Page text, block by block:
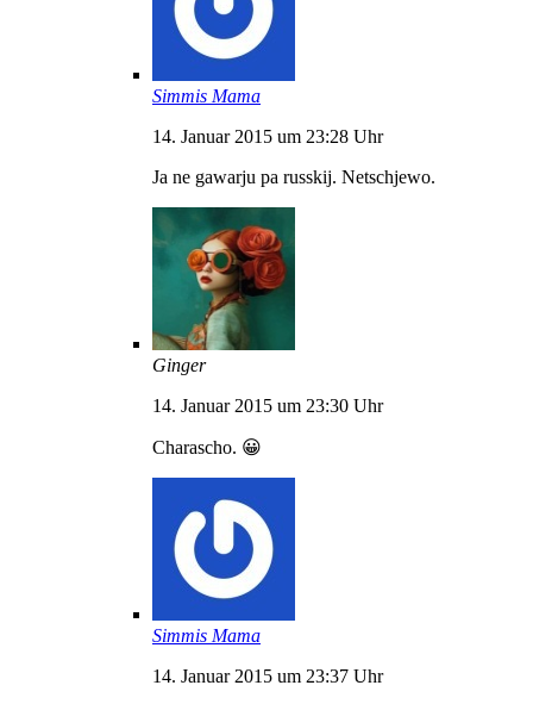
Simmis Mama
14. Januar 2015 um 23:28 Uhr
Ja ne gawarju pa russkij. Netschjewo.
Ginger
14. Januar 2015 um 23:30 Uhr
Charascho. 😀
Simmis Mama
14. Januar 2015 um 23:37 Uhr